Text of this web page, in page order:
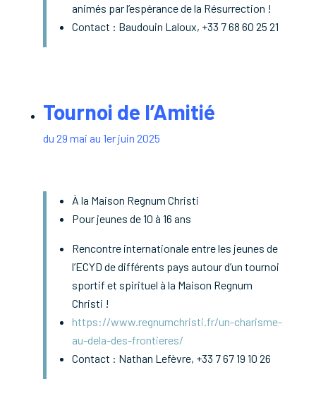
animés par l’espérance de la Résurrection !
Contact : Baudouin Laloux, +33 7 68 60 25 21
Tournoi de l’Amitié
du 29 mai au 1er juin 2025
À la Maison Regnum Christi
Pour jeunes de 10 à 16 ans
Rencontre internationale entre les jeunes de
l’ECYD de différents pays autour d’un tournoi
sportif et spirituel à la Maison Regnum
Christi !
https://www.regnumchristi.fr/un-charisme-
au-dela-des-frontieres/
Contact : Nathan Lefèvre, +33 7 67 19 10 26